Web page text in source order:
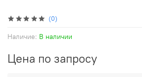
(0)
Наличие: В наличии
Цена по запросу